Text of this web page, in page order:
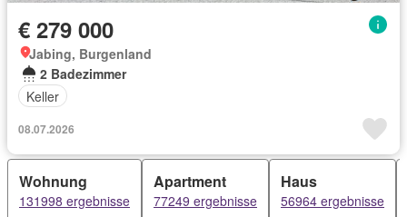
€ 279 000
Jabing, Burgenland
2 Badezimmer
Keller
08.07.2026
Wohnung
131998 ergebnisse
Apartment
77249 ergebnisse
Haus
56964 ergebnisse